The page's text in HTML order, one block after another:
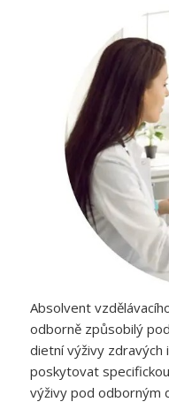
Absolvent
odborně způsobilý
dietní výživy zdravých
poskytovat
výživy pod odborným